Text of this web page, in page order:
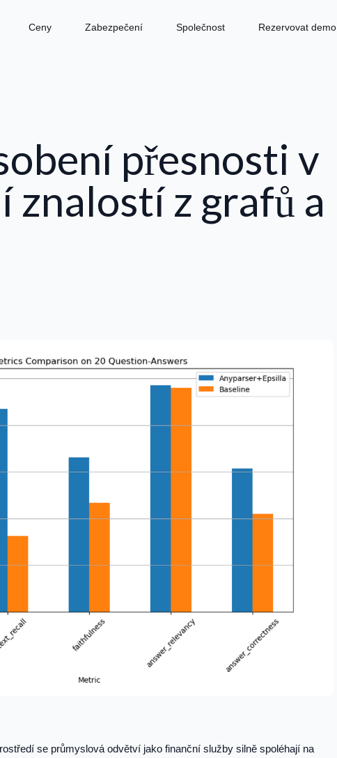
Ceny Zabezpečení Společnost Rezervovat demo
přesnosti v
znalostí z grafů a
se průmyslová odvětví jako finanční služby silně spoléhají na